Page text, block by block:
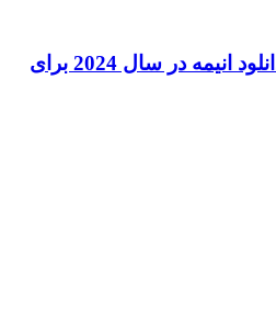
بهترین برنامه های دانلود انیمه در سال 2024 برای